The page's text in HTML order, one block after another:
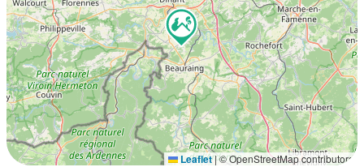
Leaflet |© OpenStreetMap contributors